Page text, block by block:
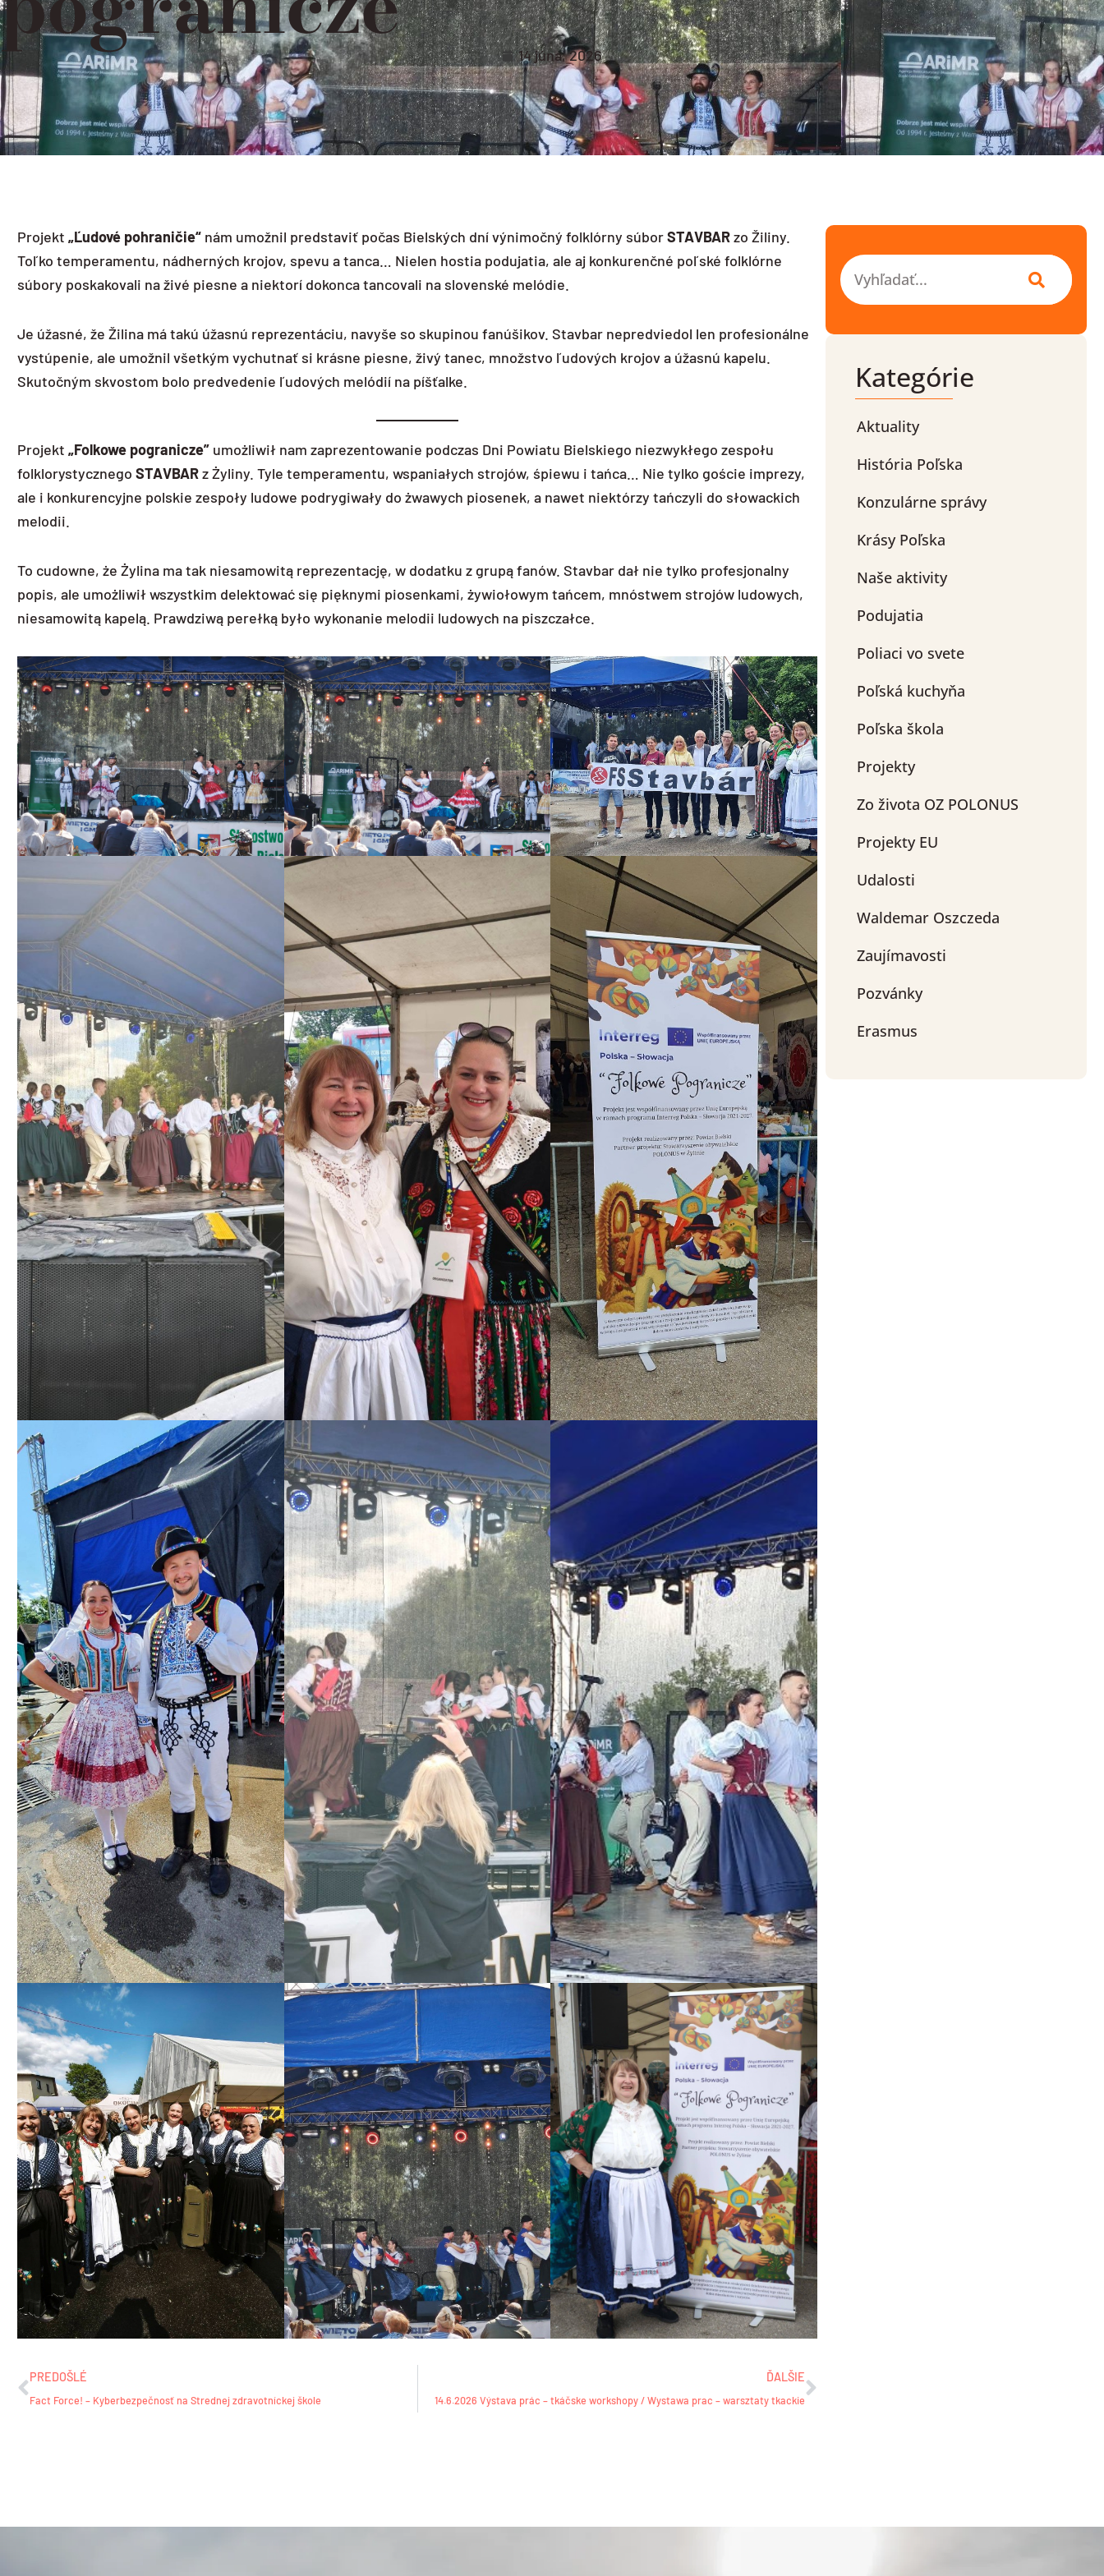
14 júna, 2026
Projekt „Ľudové pohraničie“ nám umožnil predstaviť počas Bielských dní výnimočný folklórny súborSTAVBARzo Žiliny.
Toľko temperamentu, nádherných krojov, spevu a tanca… Nielen hostia podujatia, ale aj konkurenčné poľské folklórne
súbory poskakovali na živé piesne a niektorí dokonca tancovali na slovenské melódie.
Je úžasné, že Žilina má takú úžasnú reprezentáciu, navyše so skupinou fanúšikov. Stavbar nepredviedol len profesionálne
vystúpenie, ale umožnil všetkým vychutnať si krásne piesne, živý tanec, množstvo ľudových krojov a úžasnú kapelu.
Skutočným skvostom bolo predvedenie ľudových melódií na píšťalke.
Projekt „Folkowe pogranicze” umożliwił nam zaprezentowanie podczas Dni Powiatu Bielskiego niezwykłego zespołu
folklorystycznego STAVBARz Żyliny. Tyle temperamentu, wspaniałych strojów, śpiewu i tańca… Nie tylko goście imprezy,
ale i konkurencyjne polskie zespoły ludowe podrygiwały do żwawych piosenek, a nawet niektórzy tańczyli do słowackich
melodii.
To cudowne, że Żylina ma tak niesamowitą reprezentację, w dodatku z grupą fanów. Stavbar dał nie tylko profesjonalny
popis, ale umożliwił wszystkim delektować się pięknymi piosenkami, żywiołowym tańcem, mnóstwem strojów ludowych,
niesamowitą kapelą. Prawdziwą perełką było wykonanie melodii ludowych na piszczałce.
PREDOŠLÉ
Fact Force! – Kyberbezpečnosť na Strednej zdravotníckej škole
ĎALŠIE
14.6.2026 Výstava prác – tkáčske workshopy / Wystawa prac – warsztaty tkackie
Vyhľadať
Kategórie
Aktuality
História Poľska
Konzulárne správy
Krásy Poľska
Naše aktivity
Podujatia
Poliaci vo svete
Poľská kuchyňa
Poľska škola
Projekty
Zo života OZ POLONUS
Projekty EU
Udalosti
Waldemar Oszczeda
Zaujímavosti
Pozvánky
Erasmus